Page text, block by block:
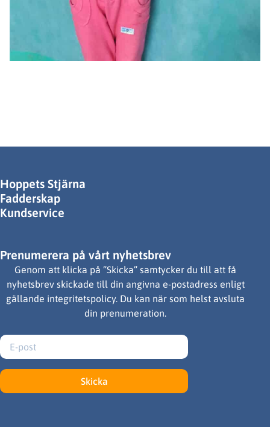
Hoppets Stjärna
Fadderskap
Kundservice
Prenumerera på vårt nyhetsbrev
Genom att klicka på ”Skicka” samtycker du till att få
nyhetsbrev skickade till din angivna e-postadress enligt
gällande integritetspolicy. Du kan när som helst avsluta
din prenumeration.
Skicka